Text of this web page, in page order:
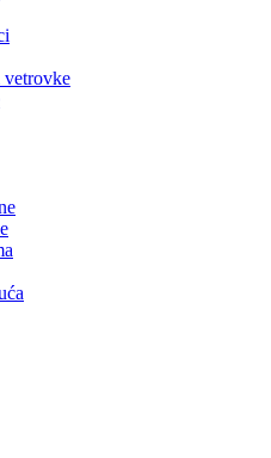
vetrovke